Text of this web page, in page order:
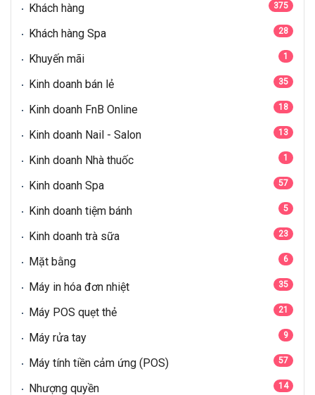
Khách hàng 375
Khách hàng Spa 28
Khuyến mãi 1
Kinh doanh bán lẻ 35
Kinh doanh FnB Online 18
Kinh doanh Nail - Salon 13
Kinh doanh Nhà thuốc 1
Kinh doanh Spa 57
Kinh doanh tiệm bánh 5
Kinh doanh trà sữa 23
Mặt bằng 6
Máy in hóa đơn nhiệt 35
Máy POS quẹt thẻ 21
Máy rửa tay 9
Máy tính tiền cảm ứng (POS) 57
Nhượng quyền 14